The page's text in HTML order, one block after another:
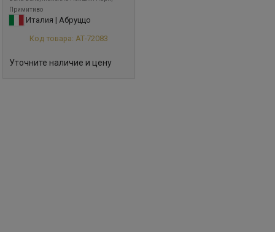
Примитиво
Италия | Абруццо
Код товара: АТ-72083
Уточните наличие и цену